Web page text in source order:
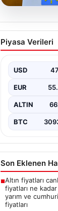
06.08.2026
İYİ
yasa’
Piyasa Verileri
USD
EUR
ALTIN
BTC
Son Eklenen
■Altın fiyatları
fiyatları ne
yarım ve
fiyatları